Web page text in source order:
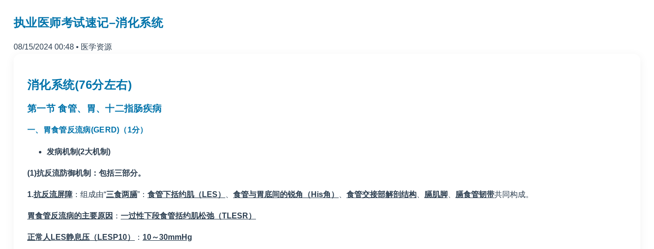
执业医师考试速记–消化系统
08/15/2024 00:48 • 医学资源
消化系统(76分左右)
第一节 食管、胃、十二指肠疾病
一、胃食管反流病(GERD) （1分）
发病机制(2大机制)
(1)抗反流防御机制：包括三部分。
1.抗反流屏障：组成由“三食两膈”： 食管下括约肌（ LES） 食管与胃底间的锐角（ His角） 食管交接部解剖结构 膈肌脚 膈食管韧带共同构成。
胃食管反流病的主要原因 ： 一过性下段食管括约肌松弛（TLESR）
正常人 LES静息压（ LESP10） ： 10～30mmHg